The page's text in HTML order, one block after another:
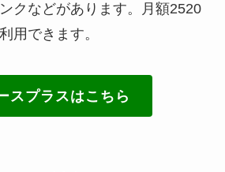
クなどがあります。月額2520
用できます。
スプラスはこちら